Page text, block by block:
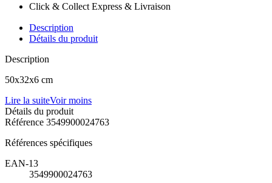
Click & Collect Express & Livraison
Description
Détails du produit
Description
50x32x6 cm
Lire la suiteVoir moins
Détails du produit
Référence 3549900024763
Références spécifiques
EAN-13
3549900024763